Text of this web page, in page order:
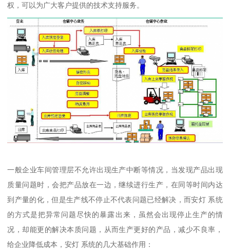
权，可以为广大客户提供的技术支持服务。
一般企业车间管理层不允许出现生产中断等情况，当发现产品出现
质量问题时，会把产品放在一边，继续进行生产，在同等时间内达
到产量的化，但是生产线不停止不代表问题已经解决，而安灯 系统
的方式是把异常问题尽快的暴露出来，虽然会出现停止生产的情
况，却能更的解决本质问题，从而生产更好的产品，减少不良率，
给企业降低成本，安灯 系统的几大基础作用：